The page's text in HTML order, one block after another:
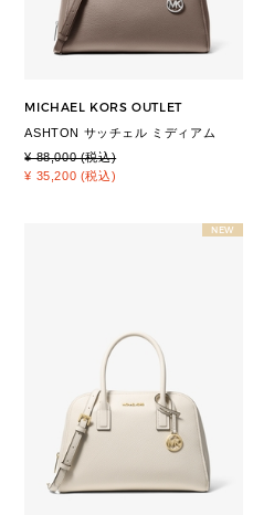
MICHAEL KORS OUTLET
ASHTON サッチェル ミディアム
¥ 88,000 (税込)
¥ 35,200 (税込)
NEW